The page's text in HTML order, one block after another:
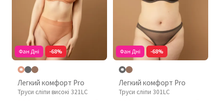
Фан Дні -68%
Легкий комфорт Pro
Труси сліпи високі 321LC
Фан Дні -68%
Легкий комфорт Pro
Труси сліпи 301LC